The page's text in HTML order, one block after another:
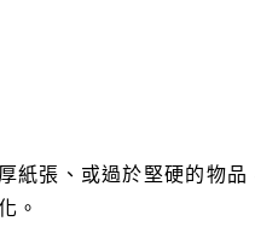
紙張、或過於堅硬的物
。